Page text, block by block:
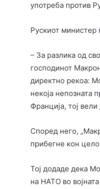
употреба против
Рускиот министер
– За разлика од
господинот
директно рекоа:
некоја непозната
Франција, тој
Според него,
прибегне кон
Тој додаде дека
на НАТО во